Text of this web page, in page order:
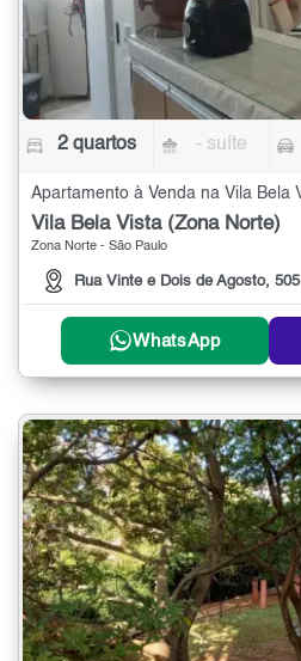
2 quartos - suíte
Vila Bela Vista (Zona Norte)
Zona Norte - São Paulo
Rua Vinte e Dois de Agosto, 505
WhatsApp